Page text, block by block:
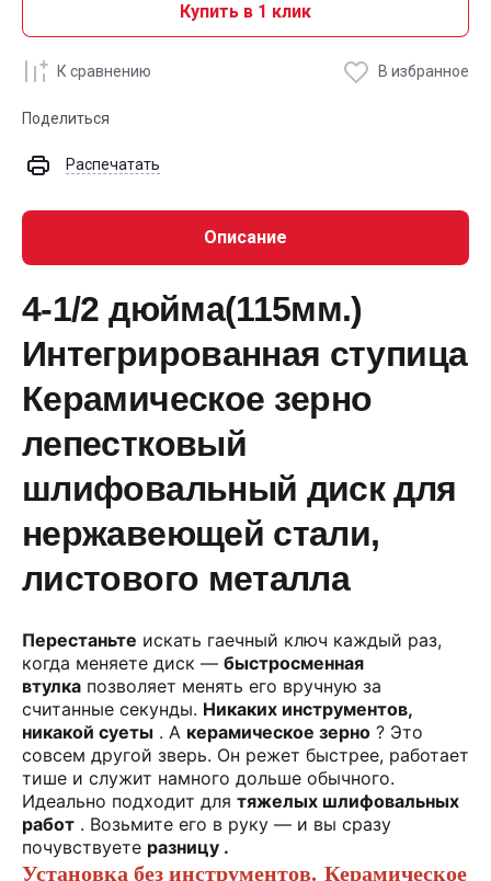
Купить в 1 клик
К сравнению В избранное
Поделиться
Распечатать
Описание
4-1/2 дюйма(115мм.)
Интегрированная ступица
Керамическое зерно
лепестковый
шлифовальный диск для
нержавеющей стали,
листового металла
Перестаньте искать гаечный ключ каждый раз,
когда меняете диск — быстросменная
втулка позволяет менять его вручную за
считанные секунды. Никаких инструментов,
никакой суеты . А керамическое зерно ? Это
совсем другой зверь. Он режет быстрее, работает
тише и служит намного дольше обычного.
Идеально подходит для тяжелых шлифовальных
работ . Возьмите его в руку — и вы сразу
почувствуете разницу .
Установка без инструментов. Керамическое